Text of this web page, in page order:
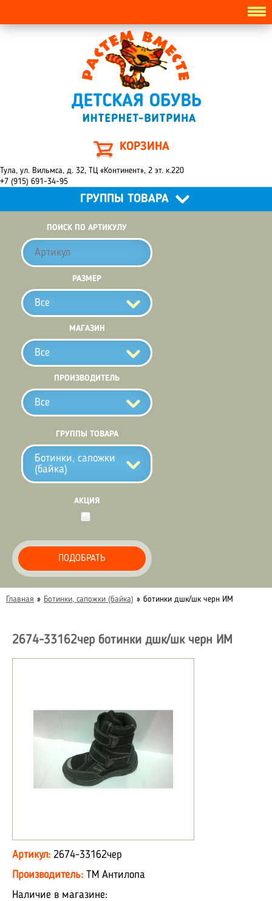
КОРЗИНА
Тула, ул. Вильмса, д. 32, ТЦ «Континент», 2 эт. к.220
+7 (915) 691-34-95
ГРУППЫ ТОВАРА
ПОИСК ПО АРТИКУЛУ
РАЗМЕР
Все
МАГАЗИН
Все
ПРОИЗВОДИТЕЛЬ
Все
ГРУППЫ ТОВАРА
Ботинки, сапожки
(байка)
АКЦИЯ
ПОДОБРАТЬ
Главная » Ботинки, сапожки (байка) » ботинки дшк/шк черн ИМ
2674-33162чер ботинки дшк/шк черн ИМ
Артикул: 2674-33162чер
Производитель: ТМ Антилопа
Наличие в магазине: